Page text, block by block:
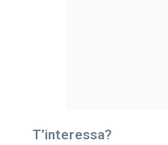
T’interessa?